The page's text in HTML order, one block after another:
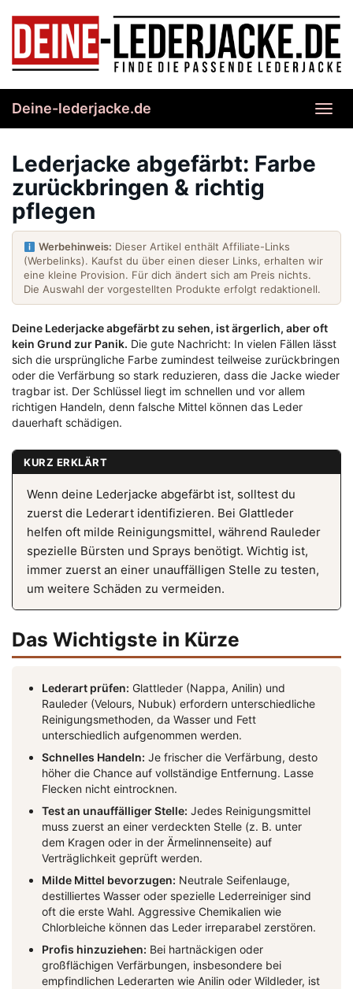
content
Deine-lederjacke.de
Lederjacke abgefärbt: Farbe
zurückbringen & richtig
pflegen
Werbehinweis: Dieser Artikel enthält Affiliate-Links
(Werbelinks). Kaufst du über einen dieser Links, erhalten wir
eine kleine Provision. Für dich ändert sich am Preis nichts.
Die Auswahl der vorgestellten Produkte erfolgt redaktionell.
Deine Lederjacke abgefärbt zu sehen, ist ärgerlich, aber oft
kein Grund zur Panik. Die gute Nachricht: In vielen Fällen lässt
sich die ursprüngliche Farbe zumindest teilweise zurückbringen
oder die Verfärbung so stark reduzieren, dass die Jacke wieder
tragbar ist. Der Schlüssel liegt im schnellen und vor allem
richtigen Handeln, denn falsche Mittel können das Leder
dauerhaft schädigen.
KURZ ERKLÄRT
Wenn deine Lederjacke abgefärbt ist, solltest du
zuerst die Lederart identifizieren. Bei Glattleder
helfen oft milde Reinigungsmittel, während Rauleder
spezielle Bürsten und Sprays benötigt. Wichtig ist,
immer zuerst an einer unauffälligen Stelle zu testen,
um weitere Schäden zu vermeiden.
Das Wichtigste in Kürze
Lederart prüfen: Glattleder (Nappa, Anilin) und
Rauleder (Velours, Nubuk) erfordern unterschiedliche
Reinigungsmethoden, da Wasser und Fett
unterschiedlich aufgenommen werden.
Schnelles Handeln: Je frischer die Verfärbung, desto
höher die Chance auf vollständige Entfernung. Lasse
Flecken nicht eintrocknen.
Test an unauffälliger Stelle: Jedes Reinigungsmittel
muss zuerst an einer verdeckten Stelle (z. B. unter
dem Kragen oder in der Ärmelinnenseite) auf
Verträglichkeit geprüft werden.
Milde Mittel bevorzugen: Neutrale Seifenlauge,
destilliertes Wasser oder spezielle Lederreiniger sind
oft die erste Wahl. Aggressive Chemikalien wie
Chlorbleiche können das Leder irreparabel zerstören.
Profis hinzuziehen: Bei hartnäckigen oder
großflächigen Verfärbungen, insbesondere bei
empfindlichen Lederarten wie Anilin oder Wildleder, ist